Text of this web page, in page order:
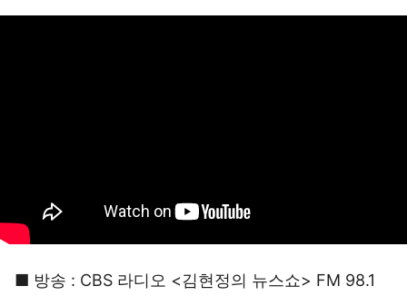
■ 방송 : CBS 라디오 <김현정의 뉴스쇼> FM 98.1